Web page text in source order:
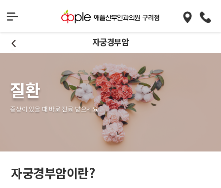
자궁경부암
질환
증상이 있을 때 바로 진료 받으세요!
자궁경부암이란?